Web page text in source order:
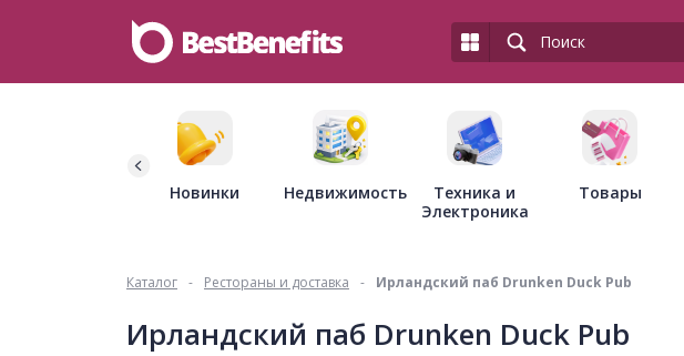
Новинки Недвижимость
Техника и
Электроника
Товары
Каталог - Рестораны и доставка - Ирландский паб Drunken Duck Pub
Ирландский паб Drunken Duck Pub